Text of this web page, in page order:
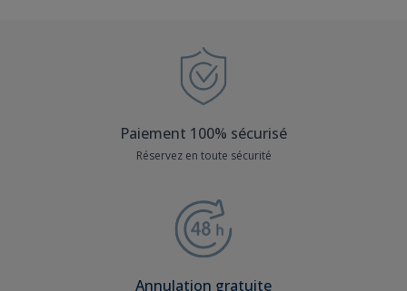
Paiement 100% sécurisé
Réservez en toute sécurité
Annulation gratuite